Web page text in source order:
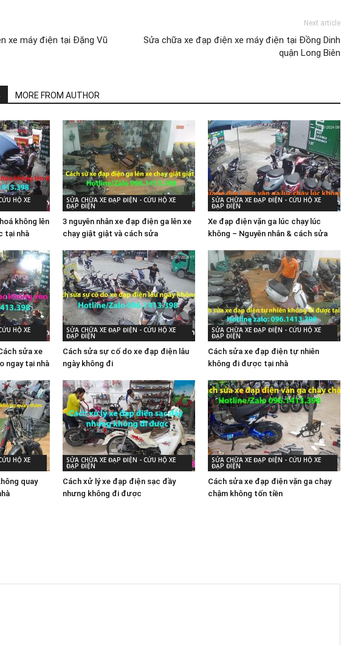
xe máy điện tại Đặng Vũ
Next article
Sửa chữa xe đạp điện xe máy điện tại Đồng Dinh
quận Long Biên
MORE FROM AUTHOR
HỘ XE
không lên
tại nhà
SỬA CHỮA XE ĐẠP ĐIỆN - CỨU HỘ XE
ĐẠP ĐIỆN
3 nguyên nhân xe đạp điện ga lên xe
chạy giật giật và cách sửa
SỬA CHỮA XE ĐẠP ĐIỆN - CỨU HỘ XE
ĐẠP ĐIỆN
Xe đạp điện vặn ga lúc chạy lúc
không – Nguyên nhân & cách sửa
HỘ XE
sửa xe
ngay tại nhà
SỬA CHỮA XE ĐẠP ĐIỆN - CỨU HỘ XE
ĐẠP ĐIỆN
Cách sửa sự cố do xe đạp điện lâu
ngày không đi
SỬA CHỮA XE ĐẠP ĐIỆN - CỨU HỘ XE
ĐẠP ĐIỆN
Cách sửa xe đạp điện tự nhiên
không đi được tại nhà
HỘ XE
quay
SỬA CHỮA XE ĐẠP ĐIỆN - CỨU HỘ XE
ĐẠP ĐIỆN
Cách xử lý xe đạp điện sạc đầy
nhưng không đi được
SỬA CHỮA XE ĐẠP ĐIỆN - CỨU HỘ XE
ĐẠP ĐIỆN
Cách sửa xe đạp điện vặn ga chạy
chậm không tốn tiền